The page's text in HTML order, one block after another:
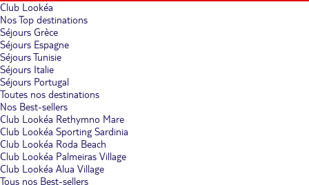
Club Lookéa
Nos Top destinations
Séjours Grèce
Séjours Espagne
Séjours Tunisie
Séjours Italie
Séjours Portugal
Toutes nos destinations
Nos Best-sellers
Club Lookéa Rethymno Mare
Club Lookéa Sporting Sardinia
Club Lookéa Roda Beach
Club Lookéa Palmeiras Village
Club Lookéa Alua Village
Tous nos Best-sellers